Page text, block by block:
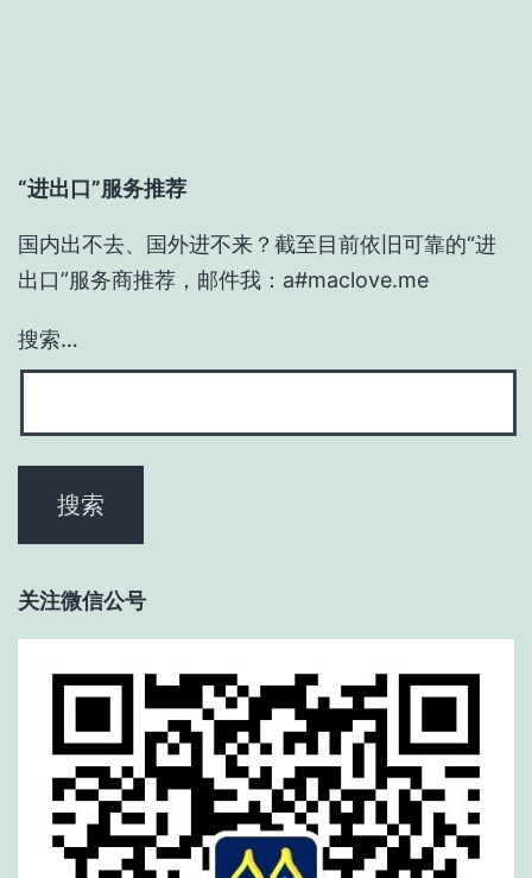
“进出口”服务推荐
国内出不去、国外进不来？截至目前依旧可靠的“进
出口”服务商推荐，邮件我：a#maclove.me
搜索…
关注微信公号